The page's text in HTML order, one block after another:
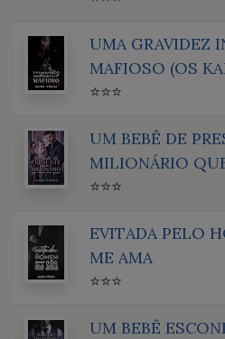
UMA GRAVIDEZ
MAFIOSO (OS
⭐⭐⭐
UM BEBÊ DE
MILIONÁRIO
⭐⭐⭐
EVITADA PELO
ME AMA
⭐⭐⭐
UM BEBÊ